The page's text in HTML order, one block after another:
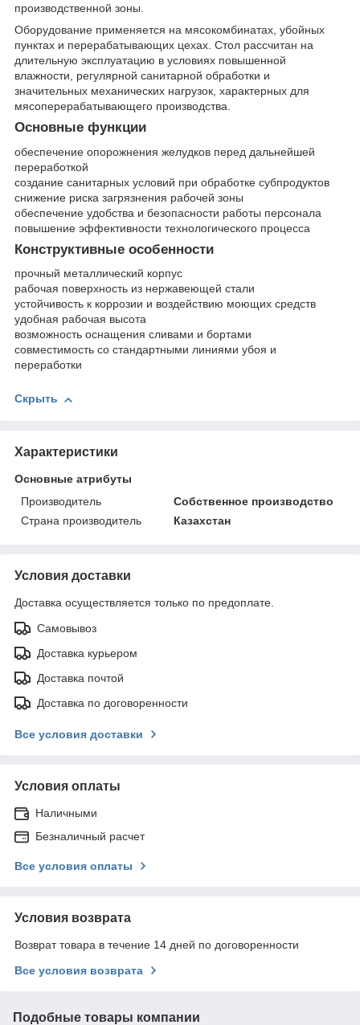
производственной зоны.
Оборудование применяется на мясокомбинатах, убойных
пунктах и перерабатывающих цехах. Стол рассчитан на
длительную эксплуатацию в условиях повышенной
влажности, регулярной санитарной обработки и
значительных механических нагрузок, характерных для
мясоперерабатывающего производства.
Основные функции
обеспечение опорожнения желудков перед дальнейшей
переработкой
создание санитарных условий при обработке субпродуктов
снижение риска загрязнения рабочей зоны
обеспечение удобства и безопасности работы персонала
повышение эффективности технологического процесса
Конструктивные особенности
прочный металлический корпус
рабочая поверхность из нержавеющей стали
устойчивость к коррозии и воздействию моющих средств
удобная рабочая высота
возможность оснащения сливами и бортами
совместимость со стандартными линиями убоя и
переработки
Скрыть
Характеристики
Основные атрибуты
Производитель
Собственное производство
Страна производитель
Казахстан
Условия доставки
Доставка осуществляется только по предоплате.
Самовывоз
Доставка курьером
Доставка почтой
Доставка по договоренности
Все условия доставки
Условия оплаты
Наличными
Безналичный расчет
Все условия оплаты
Условия возврата
Возврат товара в течение 14 дней по договоренности
Все условия возврата
Подобные товары компании